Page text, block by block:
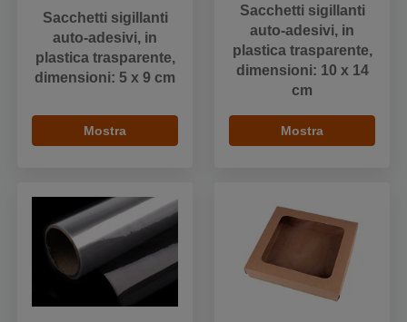
Sacchetti sigillanti
auto-adesivi, in
plastica trasparente,
dimensioni: 5 x 9 cm
Mostra
Sacchetti sigillanti
auto-adesivi, in
plastica trasparente,
dimensioni: 10 x 14
cm
Mostra